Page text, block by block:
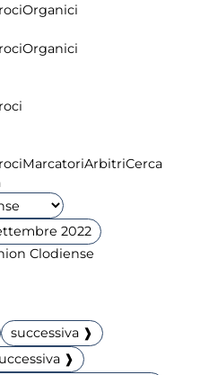
Organici
Organici
MarcatoriArbitriCerca
2022
successiva ❱
❱